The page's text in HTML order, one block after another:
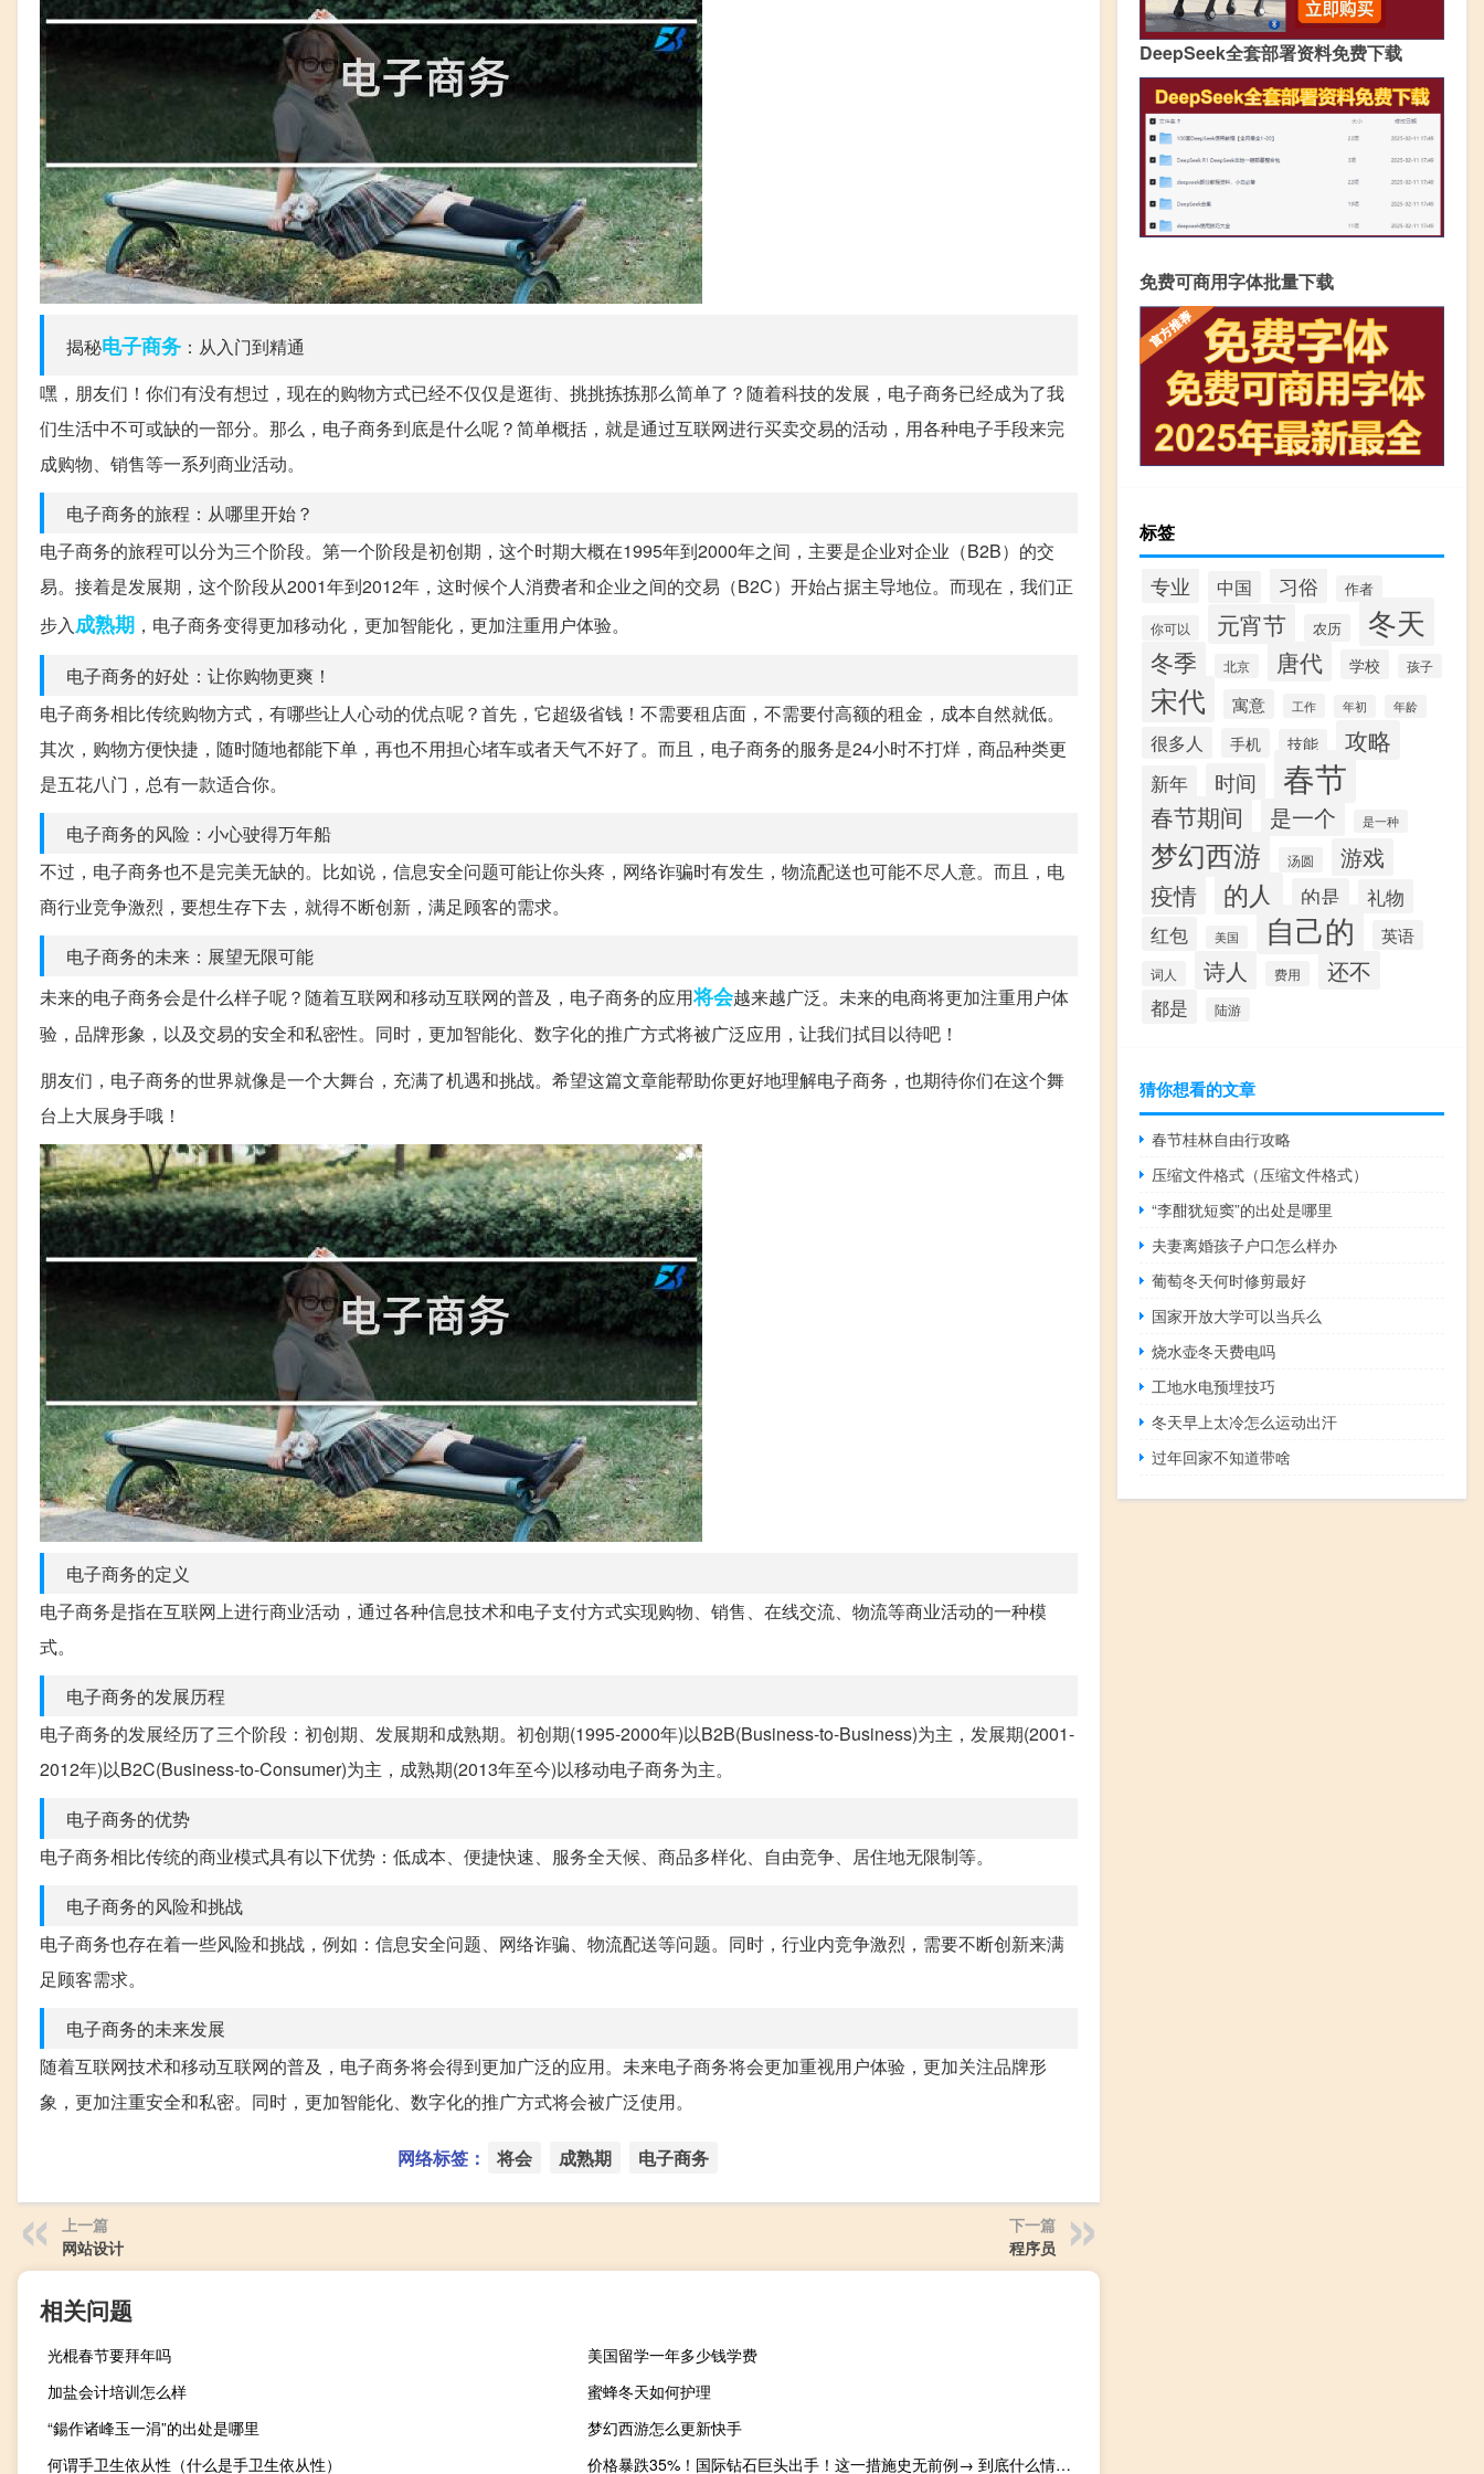
揭秘电子商务 ：从入门到精通
嘿，朋友们！你们有没有想过，现在的购物方式已经不仅仅是逛街、挑挑拣拣那么简单了？随着科技的发展，电子商务已经成为了我
们生活中不可或缺的一部分。那么，电子商务到底是什么呢？简单概括，就是通过互联网进行买卖交易的活动，用各种电子手段来完
成购物、销售等一系列商业活动。
电子商务的旅程：从哪里开始？
电子商务的旅程可以分为三个阶段。第一个阶段是初创期，这个时期大概在1995年到2000年之间，主要是企业对企业（B2B）的交
易。接着是发展期，这个阶段从2001年到2012年，这时候个人消费者和企业之间的交易（B2C）开始占据主导地位。而现在，我们正
步入成熟期 ，电子商务变得更加移动化，更加智能化，更加注重用户体验。
电子商务的好处：让你购物更爽！
电子商务相比传统购物方式，有哪些让人心动的优点呢？首先，它超级省钱！不需要租店面，不需要付高额的租金，成本自然就低。
其次，购物方便快捷，随时随地都能下单，再也不用担心堵车或者天气不好了。而且，电子商务的服务是24小时不打烊，商品种类更
是五花八门，总有一款适合你。
电子商务的风险：小心驶得万年船
不过，电子商务也不是完美无缺的。比如说，信息安全问题可能让你头疼，网络诈骗时有发生，物流配送也可能不尽人意。而且，电
商行业竞争激烈，要想生存下去，就得不断创新，满足顾客的需求。
电子商务的未来：展望无限可能
未来的电子商务会是什么样子呢？随着互联网和移动互联网的普及，电子商务的应用将会越来越广泛。未来的电商将更加注重用户体
验，品牌形象，以及交易的安全和私密性。同时，更加智能化、数字化的推广方式将被广泛应用，让我们拭目以待吧！
朋友们，电子商务的世界就像是一个大舞台，充满了机遇和挑战。希望这篇文章能帮助你更好地理解电子商务，也期待你们在这个舞
台上大展身手哦！
电子商务的定义
电子商务是指在互联网上进行商业活动，通过各种信息技术和电子支付方式实现购物、销售、在线交流、物流等商业活动的一种模
式。
电子商务的发展历程
电子商务的发展经历了三个阶段：初创期、发展期和成熟期。初创期(1995-2000年)以B2B(Business-to-Business)为主，发展期(2001-
2012年)以B2C(Business-to-Consumer)为主，成熟期(2013年至今)以移动电子商务为主。
电子商务的优势
电子商务相比传统的商业模式具有以下优势：低成本、便捷快速、服务全天候、商品多样化、自由竞争、居住地无限制等。
电子商务的风险和挑战
电子商务也存在着一些风险和挑战，例如：信息安全问题、网络诈骗、物流配送等问题。同时，行业内竞争激烈，需要不断创新来满
足顾客需求。
电子商务的未来发展
随着互联网技术和移动互联网的普及，电子商务将会得到更加广泛的应用。未来电子商务将会更加重视用户体验，更加关注品牌形
象，更加注重安全和私密。同时，更加智能化、数字化的推广方式将会被广泛使用。
网络标签： 将会 成熟期 电子商务
上一篇
网站设计
下一篇
程序员
相关问题
光棍春节要拜年吗
美国留学一年多少钱学费
加盐会计培训怎么样
蜜蜂冬天如何护理
“鍚作诸峰玉一涓”的出处是哪里
梦幻西游怎么更新快手
何谓手卫生依从性（什么是手卫生依从性）
价格暴跌35%！国际钻石巨头出手！这一措施史无前例→ 到底什么情况呢
DeepSeek全套部署资料免费下载
免费可商用字体批量下载
标签
专业 中国 习俗 作者
你可以 元宵节 农历 冬天
冬季 北京 唐代 学校 孩子
宋代 寓意 工作 年初 年龄
很多人 手机 技能 攻略
新年 时间 春节
春节期间 是一个 是一种
梦幻西游 汤圆 游戏
疫情 的人 的是
礼物
红包
美国 自己的 英语
词人 诗人 费用 还不
都是 陆游
猜你想看的文章
春节桂林自由行攻略
压缩文件格式（压缩文件格式）
“李酣犹短窦”的出处是哪里
夫妻离婚孩子户口怎么样办
葡萄冬天何时修剪最好
国家开放大学可以当兵么
烧水壶冬天费电吗
工地水电预埋技巧
冬天早上太冷怎么运动出汗
过年回家不知道带啥